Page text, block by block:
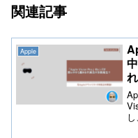
関連記事
Apple